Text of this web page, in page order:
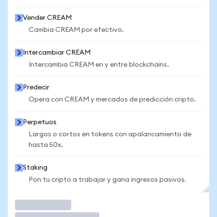
Vender CREAM
Cambia CREAM por efectivo.
Intercambiar CREAM
Intercambia CREAM en y entre blockchains.
Predecir
Opera con CREAM y mercados de predicción cripto.
Perpetuos
Largos o cortos en tokens con apalancamiento de
hasta 50x.
Staking
Pon tu cripto a trabajar y gana ingresos pasivos.